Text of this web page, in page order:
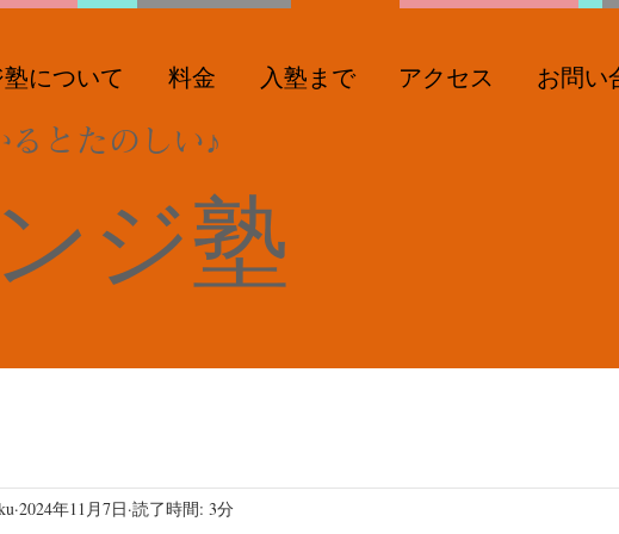
について 料金 入塾まで アクセス お問い
るとたのしい♪
ジ塾
2024年11月7日 読了時間: 3分